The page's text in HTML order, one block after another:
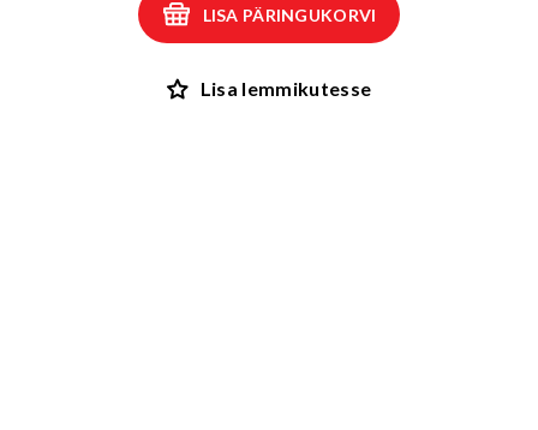
LISA PÄRINGUKORVI
Lisa lemmikutesse